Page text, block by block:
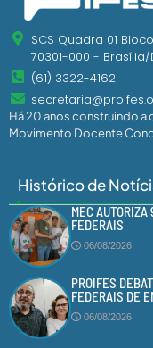
SCS Quadra 01
70301-000 - Brasília/
(61) 3322-4162
Há 20 anos construindo a
Movimento Docente
Histórico de
MEC
FEDERAIS
06/08/2026
PROIFES
FEDERAIS DE
06/08/2026